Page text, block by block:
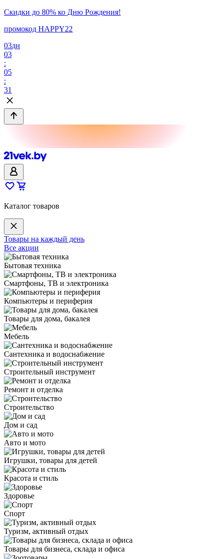
Скидки до 80% ко Дню Рождения!
промокод HAPPY22
03дн
03
:
05
:
31
Каталог товаров
Товары на каждый день
Все акции
Бытовая техника
Смартфоны, ТВ и электроника
Компьютеры и периферия
Товары для дома, бакалея
Мебель
Сантехника и водоснабжение
Строительный инструмент
Ремонт и отделка
Строительство
Дом и сад
Авто и мото
Игрушки, товары для детей
Красота и стиль
Здоровье
Спорт
Туризм, активный отдых
Товары для бизнеса, склада и офиса